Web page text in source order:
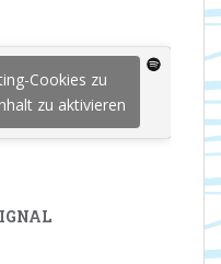
Cookies zu
zu aktivieren